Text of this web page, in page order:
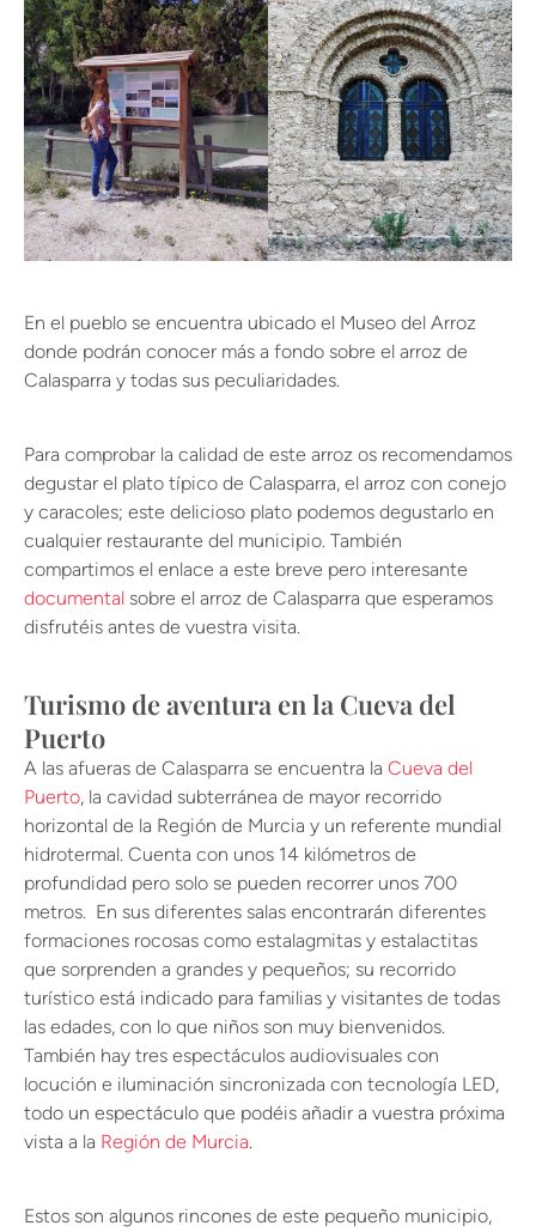
En el pueblo se encuentra ubicado el Museo del Arroz
donde podrán conocer más a fondo sobre el arroz de
Calasparra y todas sus peculiaridades.
Para comprobar la calidad de este arroz os recomendamos
degustar el plato típico de Calasparra, el arroz con conejo
y caracoles; este delicioso plato podemos degustarlo en
cualquier restaurante del municipio. También
compartimos el enlace a este breve pero interesante
documental sobre el arroz de Calasparra que esperamos
disfrutéis antes de vuestra visita.
Turismo de aventura en la Cueva del
Puerto
A las afueras de Calasparra se encuentra la Cueva del
Puerto, la cavidad subterránea de mayor recorrido
horizontal de la Región de Murcia y un referente mundial
hidrotermal. Cuenta con unos 14 kilómetros de
profundidad pero solo se pueden recorrer unos 700
metros. En sus diferentes salas encontrarán diferentes
formaciones rocosas como estalagmitas y estalactitas
que sorprenden a grandes y pequeños; su recorrido
turístico está indicado para familias y visitantes de todas
las edades, con lo que niños son muy bienvenidos.
También hay tres espectáculos audiovisuales con
locución e iluminación sincronizada con tecnología LED,
todo un espectáculo que podéis añadir a vuestra próxima
vista a la Región de Murcia.
Estos son algunos rincones de este pequeño municipio,